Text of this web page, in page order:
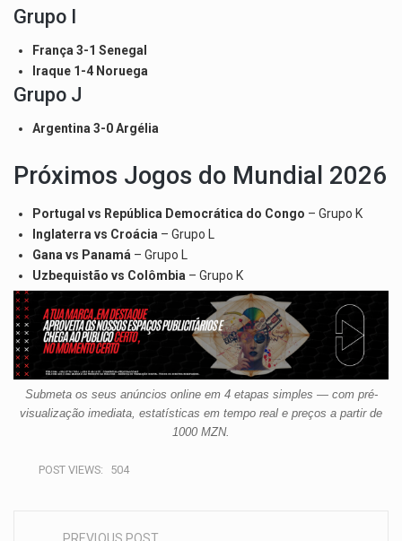
Grupo I
França 3-1 Senegal
Iraque 1-4 Noruega
Grupo J
Argentina 3-0 Argélia
Próximos Jogos do Mundial 2026
Portugal vs República Democrática do Congo – Grupo K
Inglaterra vs Croácia – Grupo L
Gana vs Panamá – Grupo L
Uzbequistão vs Colômbia – Grupo K
Submeta os seus anúncios online em 4 etapas simples — com pré-
visualização imediata, estatísticas em tempo real e preços a partir de
1000 MZN.
POST VIEWS: 504
PREVIOUS POST